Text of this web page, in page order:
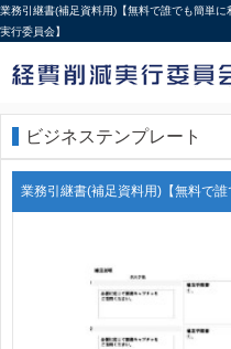
業務引継書(補足資料用)【無料で誰でも簡単
実行委員会】
ビジネステンプレート
業務引継書(補足資料用)【無料で誰